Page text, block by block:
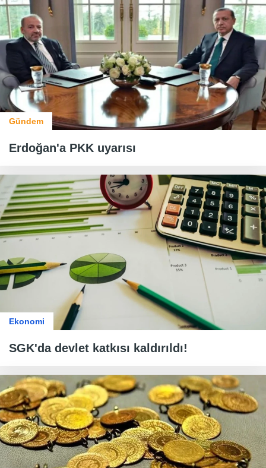
Gündem
Erdoğan'a PKK uyarısı
Ekonomi
SGK'da devlet katkısı kaldırıldı!